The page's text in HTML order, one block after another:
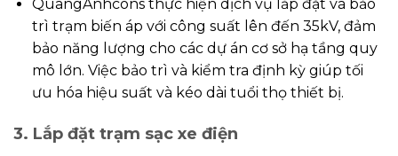
QuangAnhcons thực hiện dịch vụ lắp đặt và bảo
trì trạm biến áp với công suất lên đến 35kV, đảm
bảo năng lượng cho các dự án cơ sở hạ tầng quy
mô lớn. Việc bảo trì và kiểm tra định kỳ giúp tối
ưu hóa hiệu suất và kéo dài tuổi thọ thiết bị.
3. Lắp đặt trạm sạc xe điện